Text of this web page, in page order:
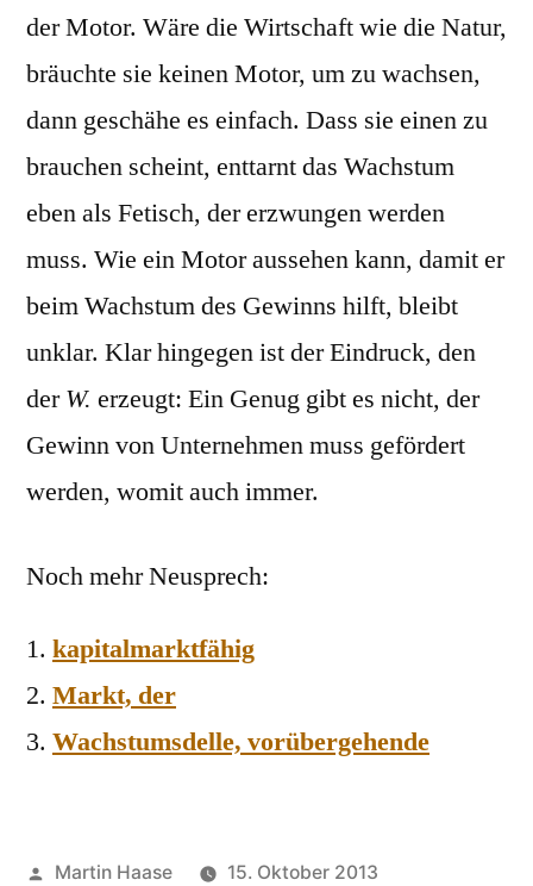
der Motor. Wäre die Wirtschaft wie die Natur,
bräuchte sie keinen Motor, um zu wachsen,
dann geschähe es einfach. Dass sie einen zu
brauchen scheint, enttarnt das Wachstum
eben als Fetisch, der erzwungen werden
muss. Wie ein Motor aussehen kann, damit er
beim Wachstum des Gewinns hilft, bleibt
unklar. Klar hingegen ist der Eindruck, den
derW. erzeugt: Ein Genug gibt es nicht, der
Gewinn von Unternehmen muss gefördert
werden, womit auch immer.
Noch mehr Neusprech:
kapitalmarktfähig
Markt, der
Wachstumsdelle, vorübergehende
Veröffentlicht
Martin Haase
15. Oktober 2013